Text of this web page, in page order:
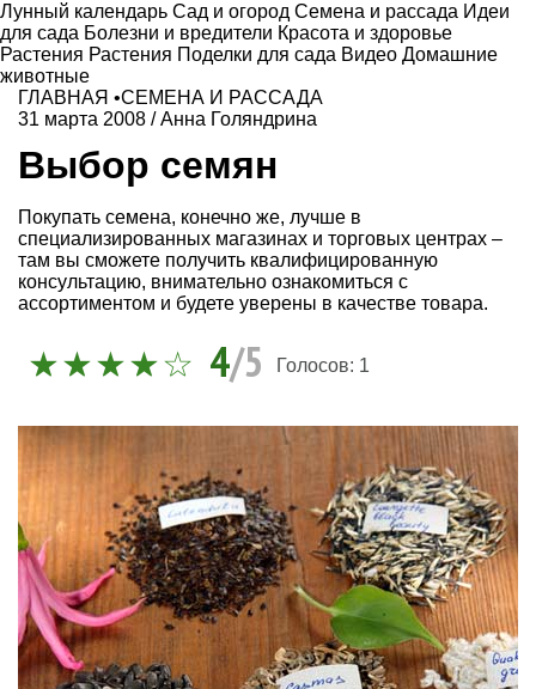
Лунный календарь Сад и огород Семена и рассада Идеи
для сада Болезни и вредители Красота и здоровье
Растения Растения Поделки для сада Видео Домашние
животные
ГЛАВНАЯ •СЕМЕНА И РАССАДА
31 марта 2008 /Анна Голяндрина
Выбор семян
Покупать семена, конечно же, лучше в
специализированных магазинах и торговых центрах –
там вы сможете получить квалифицированную
консультацию, внимательно ознакомиться с
ассортиментом и будете уверены в качестве товара.
4/5 Голосов: 1